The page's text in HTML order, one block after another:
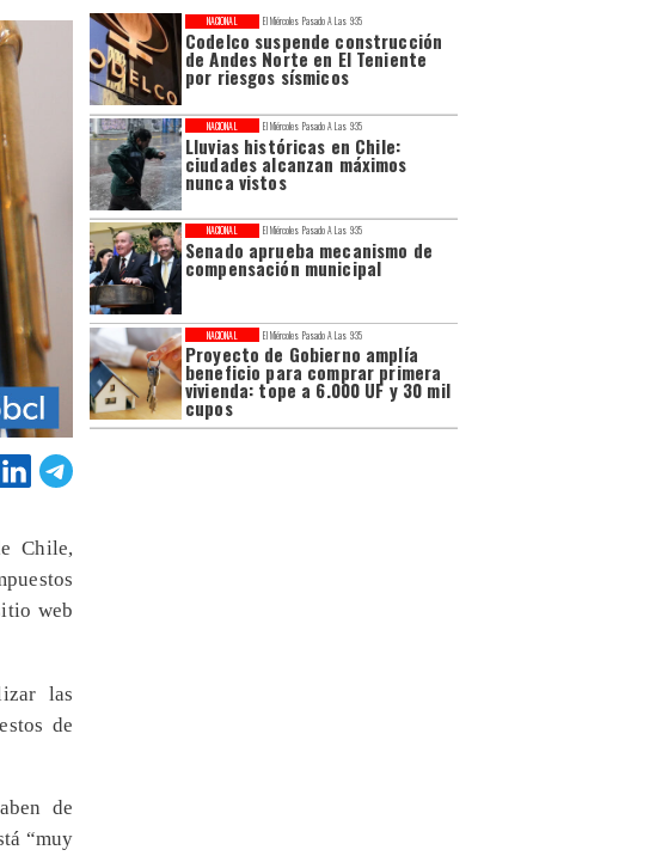
El Miércoles Pasado A Las 9:35
Codelco suspende construcción
de Andes Norte en El Teniente
por riesgos sísmicos
NACIONAL
El Miércoles Pasado A Las 9:35
Lluvias históricas en Chile:
ciudades alcanzan máximos
nunca vistos
NACIONAL
El Miércoles Pasado A Las 9:35
Senado aprueba mecanismo de
compensación municipal
NACIONAL
El Miércoles Pasado A Las 9:35
Proyecto de Gobierno amplía
beneficio para comprar primera
vivienda: tope a 6.000 UF y 30 mil
cupos
NACIONAL
Chile,
web
las
de
de
“muy